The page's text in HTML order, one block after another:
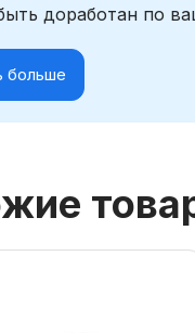
доработан по
больше